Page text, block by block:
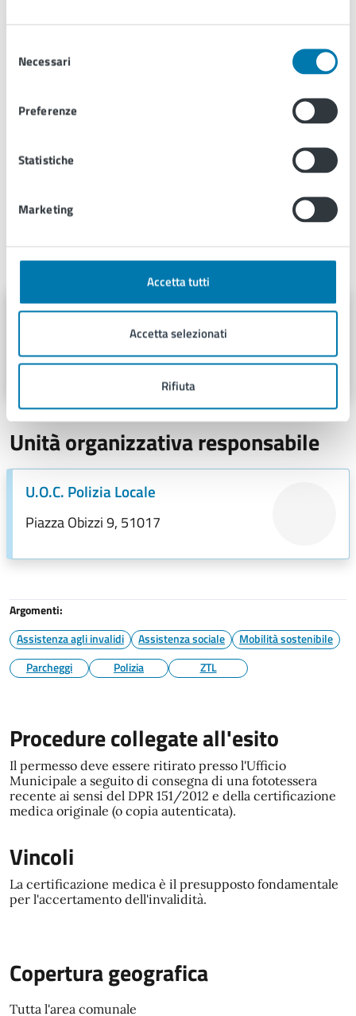
delNecessari
Preferenze
Statistiche
Marketing
Accetta tutti
Accetta selezionati
Rifiuta
Condizioni di servizio
informazioni importanti, leggi i termini e le condizioni
Termini e condizioni di servizio (PDF 33.87
Contatti
Centralino Polizia Locale
E-mail:polizialocale@comune.pescia.pt.it
Unità organizzativa responsabile
U.O.C. Polizia Locale
Piazza Obizzi 9, 51017
Argomenti:
Assistenza agli invalidi
Assistenza sociale
Mobilità sostenibile
Parcheggi
Polizia ZTL
Procedure collegate all'esito
Il permesso deve essere ritirato presso l'Ufficio
Municipale a seguito di consegna di una fototessera
recente ai sensi del DPR 151/2012 e della certificazione
medica originale (o copia autenticata).
Vincoli
La certificazione medica è il presupposto fondamentale
per l'accertamento dell'invalidità.
Copertura geografica
Tutta l'area comunale